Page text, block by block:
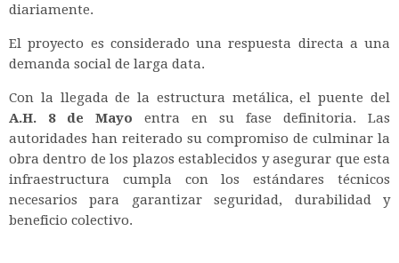
diariamente.
El proyecto es considerado una respuesta directa a una
demanda social de larga data.
Con la llegada de la estructura metálica, el puente del
A.H. 8 de Mayo entra en su fase definitoria. Las
autoridades han reiterado su compromiso de culminar la
obra dentro de los plazos establecidos y asegurar que esta
infraestructura cumpla con los estándares técnicos
necesarios para garantizar seguridad, durabilidad y
beneficio colectivo.